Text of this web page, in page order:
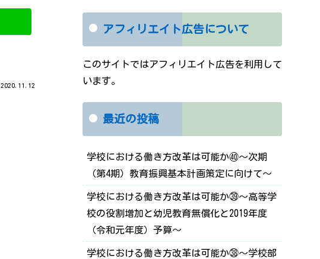
2020.11.12
アフィリエイト広告について
このサイトではアフィリエイト広告を利用して
います。
最近の投稿
学校における働き方改革は可能か㊵～次期
（第4期）教育振興基本計画策定に向けて～
学校における働き方改革は可能か㊴～高等学
校の役割増加と幼児教育無償化と2019年度
（令和元年度）予算～
学校における働き方改革は可能か㊳～学校部